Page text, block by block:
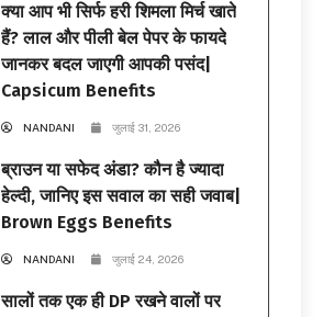
क्या आप भी सिर्फ हरी शिमला मिर्च खाते
हैं? लाल और पीली बेल पेपर के फायदे
जानकर बदल जाएगी आपकी पसंद|
Capsicum Benefits
NANDANI जुलाई 31, 2026
ब्राउन या सफेद अंडा? कौन है ज्यादा
हेल्दी, जानिए इस सवाल का सही जवाब|
Brown Eggs Benefits
NANDANI जुलाई 24, 2026
सालों तक एक ही DP रखने वालों पर